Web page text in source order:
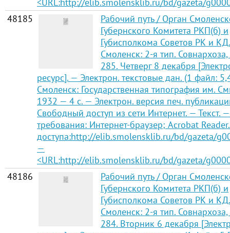
48185
Рабочий путь / Орган
Губернского Комитета РКП(б) и
Губисполкома Советов РК и
Смоленск: 2-я тип.
285. Четверг 8 декабря
ресурс]. — Электрон. текстовые дан. (1 файл:
Смоленск: Государственная типография им.
1932 — 4 с. — Электрон. версия печ.
Свободный доступ из сети Интернет. — Текст.
требования: Интернет-браузер; Acrobat
доступа:http://elib.smolensklib.ru/bd/gazeta/
—
<URL:http://elib.smolensklib.ru/bd/gazeta/
48186
Рабочий путь / Орган
Губернского Комитета РКП(б) и
Губисполкома Советов РК и
Смоленск: 2-я тип.
284. Вторник 6 декабря